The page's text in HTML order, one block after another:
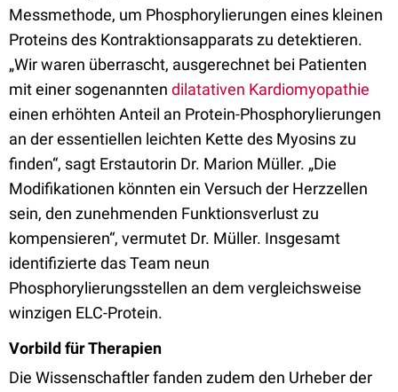
Messmethode, um Phosphorylierungen eines kleinen
Proteins des Kontraktionsapparats zu detektieren.
„Wir waren überrascht, ausgerechnet bei Patienten
mit einer sogenannten dilatativen Kardiomyopathie
einen erhöhten Anteil an Protein-Phosphorylierungen
an der essentiellen leichten Kette des Myosins zu
finden“, sagt Erstautorin Dr. Marion Müller. „Die
Modifikationen könnten ein Versuch der Herzzellen
sein, den zunehmenden Funktionsverlust zu
kompensieren“, vermutet Dr. Müller. Insgesamt
identifizierte das Team neun
Phosphorylierungsstellen an dem vergleichsweise
winzigen ELC-Protein.
Vorbild für Therapien
Die Wissenschaftler fanden zudem den Urheber der